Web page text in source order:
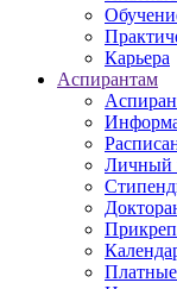
Карьера
Аспирантам
Личный
Платные